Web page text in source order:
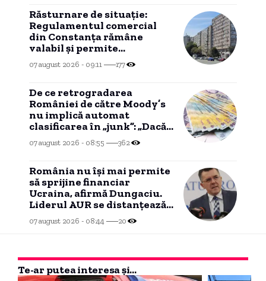
Răsturnare de situație:
Regulamentul comercial
din Constanța rămâne
valabil și permite
funcționarea barurilor la
parterul blocurilor fără
07 august 2026 - 09:11 177
De ce retrogradarea
României de către Moody’s
nu implică automat
clasificarea în „junk”: „Dacă
contrazice Fitch, apare un
split rating”
07 august 2026 - 08:55 362
România nu își mai permite
să sprijine financiar
Ucraina, afirmă Dungaciu.
Liderul AUR se distanțează
de discursul lui Simion.
07 august 2026 - 08:44 20
Te-ar putea interesa și...